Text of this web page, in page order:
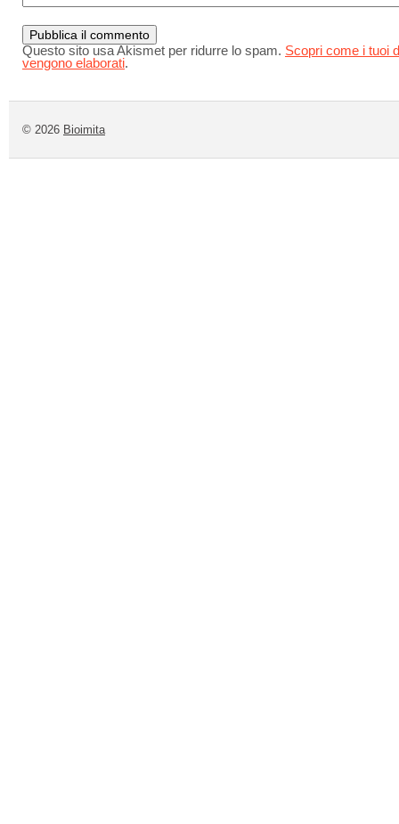
Questo sito usa Akismet per ridurre lo spam. Scopri come i tuoi
vengono elaborati.
© 2026 Bioimita